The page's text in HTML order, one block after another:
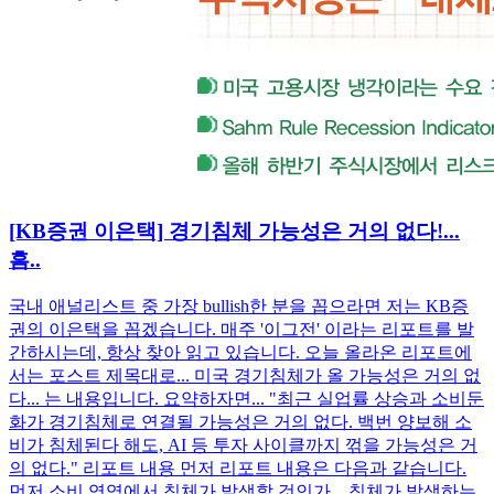
[KB증권 이은택] 경기침체 가능성은 거의 없다!...
흠..
국내 애널리스트 중 가장 bullish한 분을 꼽으라면 저는 KB증
권의 이은택을 꼽겠습니다. 매주 '이그전' 이라는 리포트를 발
간하시는데, 항상 찾아 읽고 있습니다. 오늘 올라온 리포트에
서는 포스트 제목대로... 미국 경기침체가 올 가능성은 거의 없
다... 는 내용입니다. 요약하자면... "최근 실업률 상승과 소비둔
화가 경기침체로 연결될 가능성은 거의 없다. 백번 양보해 소
비가 침체된다 해도, AI 등 투자 사이클까지 꺾을 가능성은 거
의 없다." 리포트 내용 먼저 리포트 내용은 다음과 같습니다.